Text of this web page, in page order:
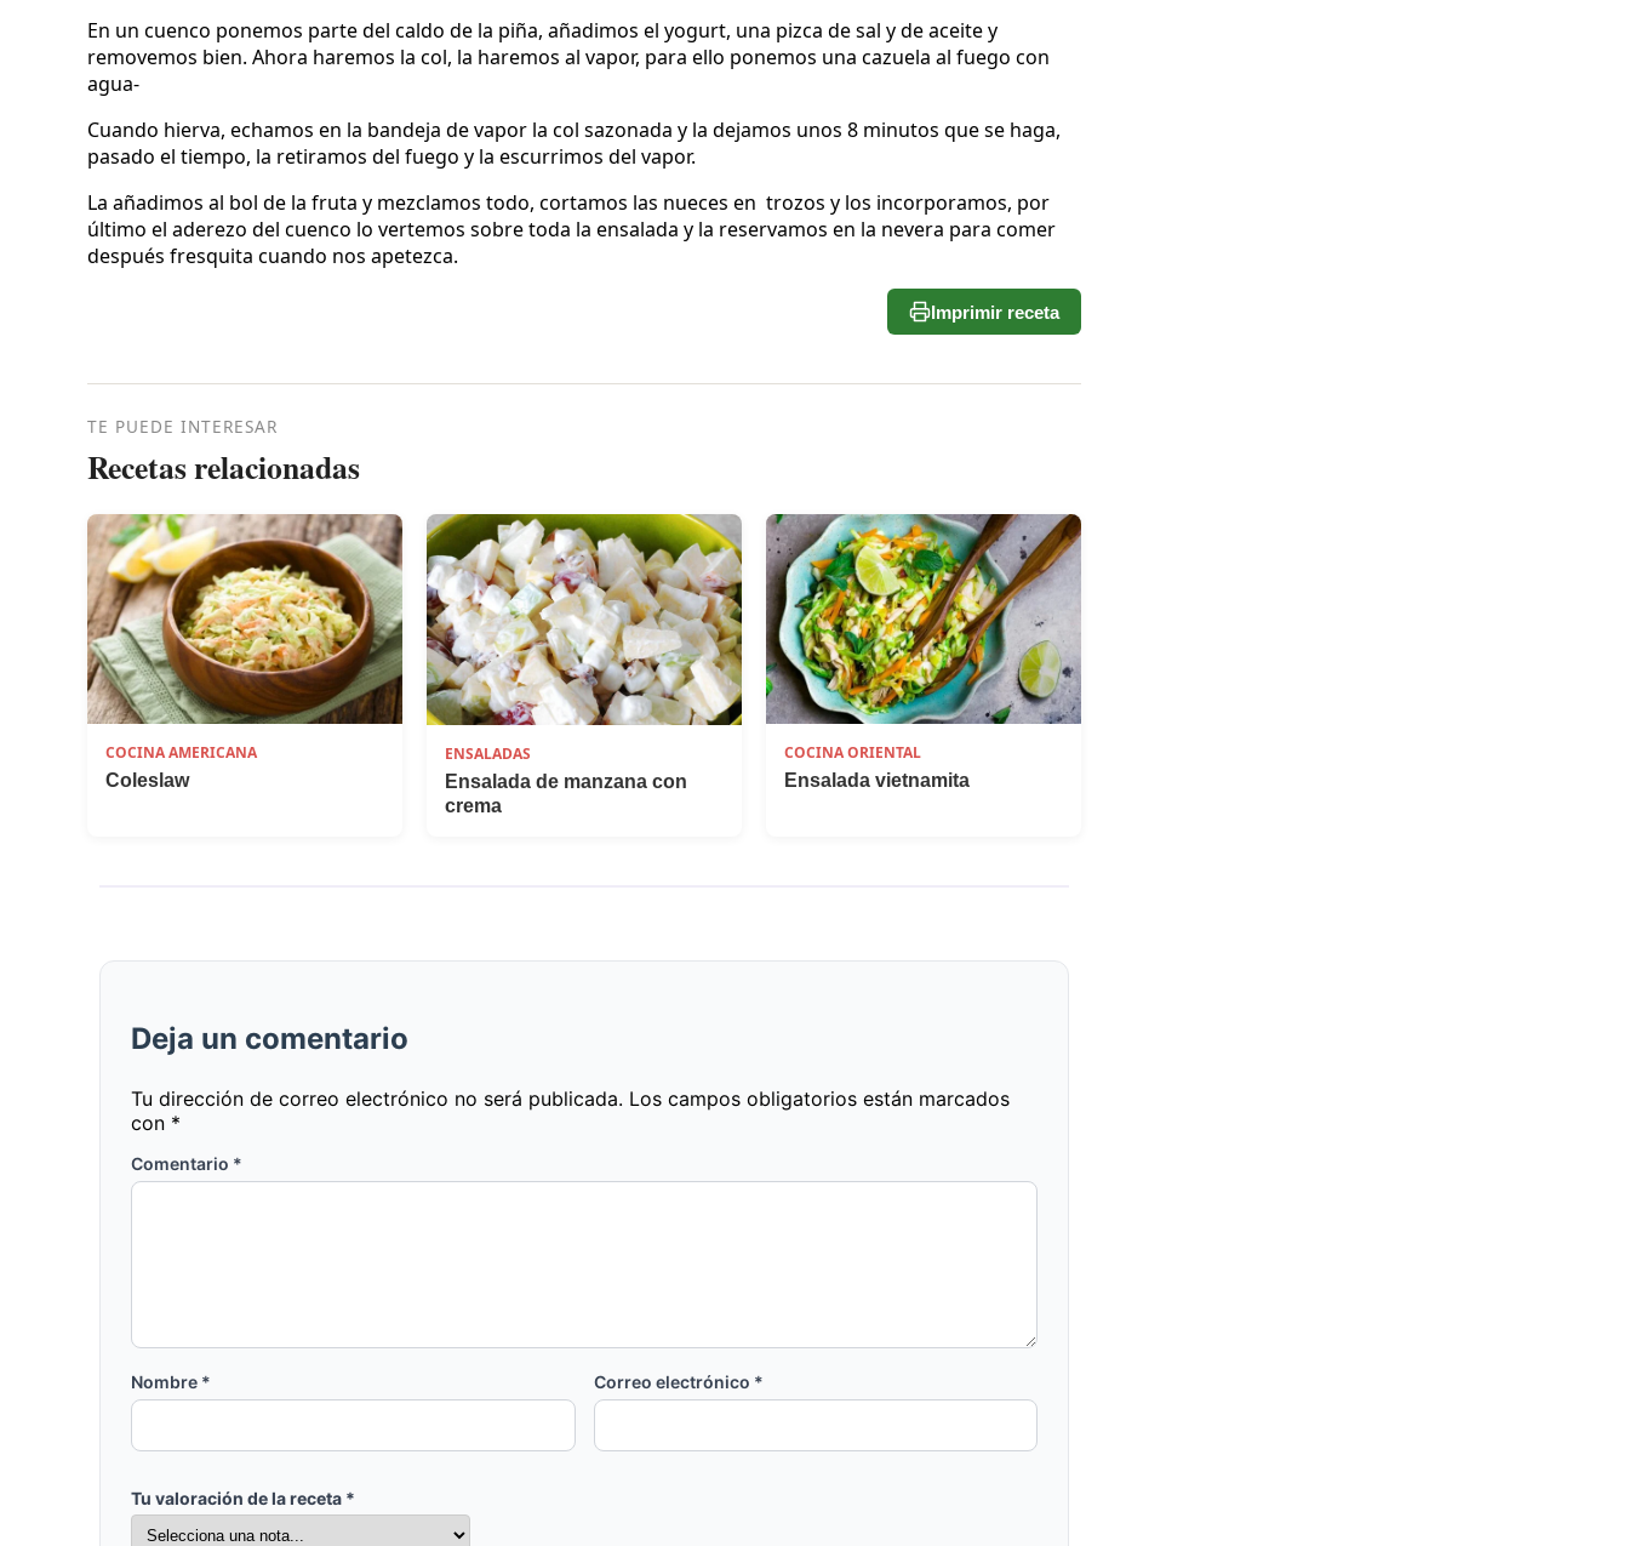
En un cuenco ponemos parte del caldo de la piña, añadimos el yogurt, una pizca de sal y de aceite y
removemos bien. Ahora haremos la col, la haremos al vapor, para ello ponemos una cazuela al fuego con
agua-
Cuando hierva, echamos en la bandeja de vapor la col sazonada y la dejamos unos 8 minutos que se haga,
pasado el tiempo, la retiramos del fuego y la escurrimos del vapor.
La añadimos al bol de la fruta y mezclamos todo, cortamos las nueces en trozos y los incorporamos, por
último el aderezo del cuenco lo vertemos sobre toda la ensalada y la reservamos en la nevera para comer
después fresquita cuando nos apetezca.
Imprimir receta
TE PUEDE INTERESAR
Recetas relacionadas
COCINA AMERICANA
Coleslaw
ENSALADAS
Ensalada de manzana con
crema
COCINA ORIENTAL
Ensalada vietnamita
Deja un comentario
Tu dirección de correo electrónico no será publicada. Los campos obligatorios están marcados
con *
Comentario *
Nombre * Correo electrónico *
Tu valoración de la receta *